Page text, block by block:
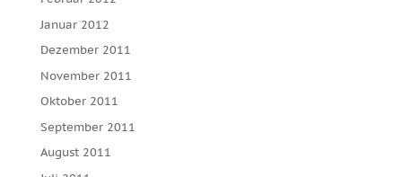
Januar 2012
Dezember 2011
November 2011
Oktober 2011
September 2011
August 2011